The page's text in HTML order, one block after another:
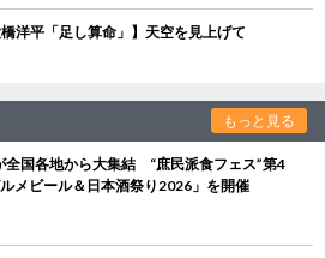
洋平「足し算命」】天空を見上げて
もっと見る
全国各地から大集結 “庶民派食フェス”第4
メビール＆日本酒祭り2026」を開催